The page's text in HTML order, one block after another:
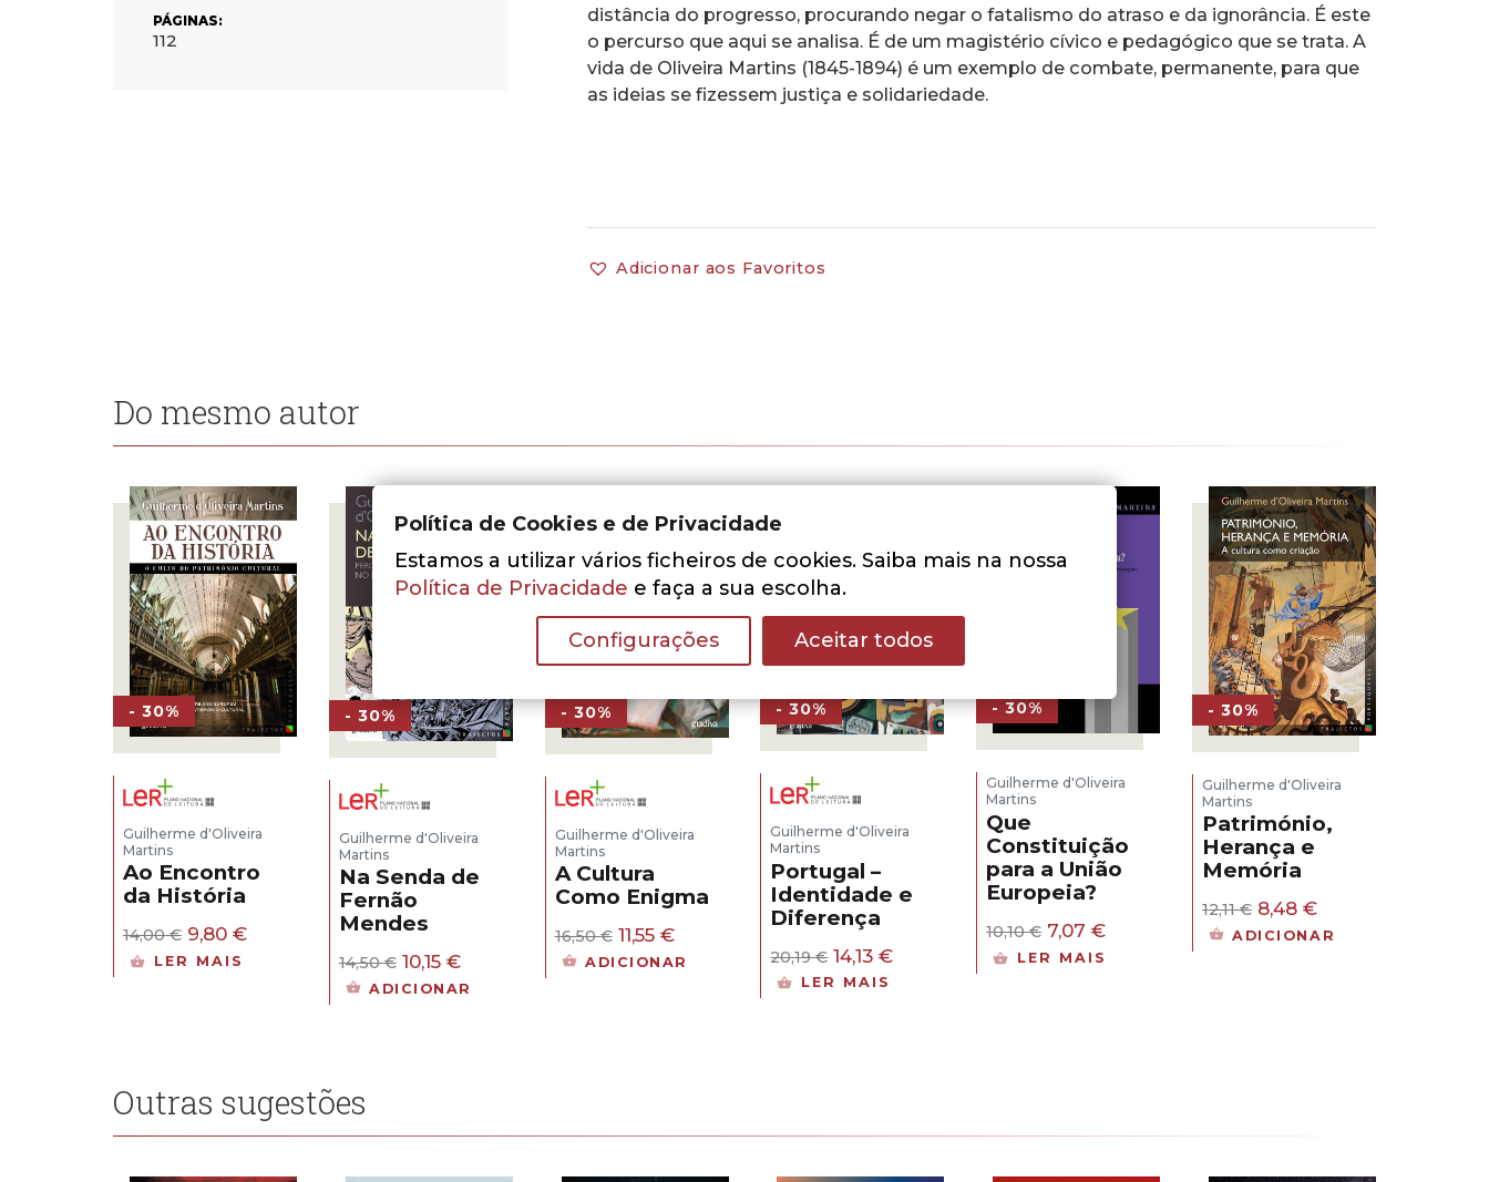
PÁGINAS:
112
distância do progresso, procurando negar o fatalismo do atraso e da ignorância. É este
o percurso que aqui se analisa. É de um magistério cívico e pedagógico que se trata. A
vida de Oliveira Martins (1845-1894) é um exemplo de combate, permanente, para que
as ideias se fizessem justiça e solidariedade.
Adicionar aos Favoritos
Do mesmo autor
- 30%
Guilherme d'Oliveira
Martins
Ao Encontro
da História
14,00€ O
preço
9,80 €O
LER MAIS
- 30%
Guilherme d'Oliveira
Martins
Na Senda de
Fernão
Mendes
14,50€ O
preço
10,15 €O
preço
ADICIONAR
- 30%
Guilherme d'Oliveira
Martins
A Cultura
Como Enigma
16,50€ O
preço
11,55 €O
preço
ADICIONAR
- 30%
Guilherme d'Oliveira
Martins
Portugal –
Identidade e
Diferença
20,19€ O
preço
14,13€O
LER MAIS
- 30%
Guilherme d'Oliveira
Martins
Que
Constituição
para a União
Europeia?
10,10€ O
preço
7,07€O
LER MAIS
- 30%
Guilherme d'Oliveira
Martins
Património,
Herança e
Memória
12,11€ O
preço
8,48 €O
preço
ADICIONAR
Outras sugestões
Política de Cookies e de Privacidade
Estamos a utilizar vários ficheiros de cookies. Saiba mais na nossa
Política de Privacidade e faça a sua escolha.
Configurações Aceitar todos